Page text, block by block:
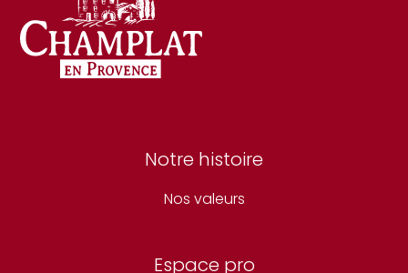
Notre histoire
Nos valeurs
Espace pro